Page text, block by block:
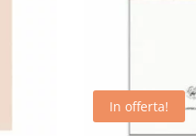
In offerta!